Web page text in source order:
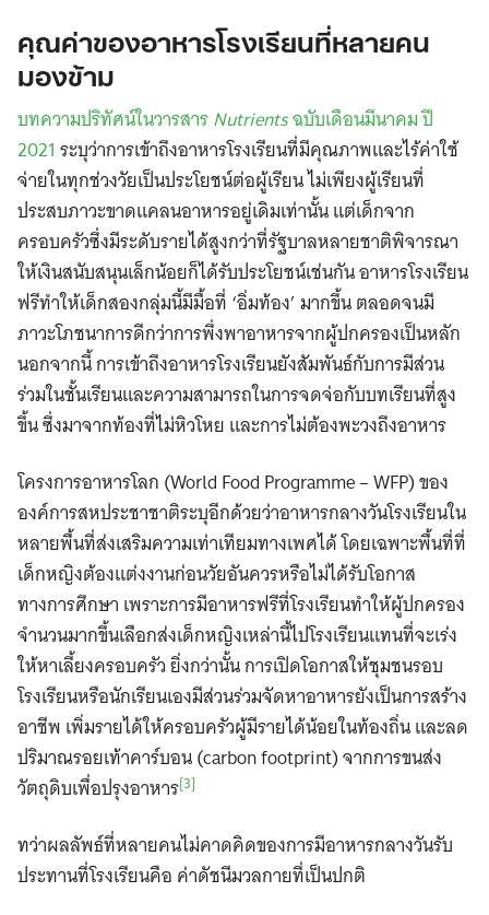
คุณค่าของอาหารโรงเรียนที่หลายคน
มองข้าม
บทความปริทัศน์ในวารสารNutrientsฉบับเดือนมีนาคม ปี
2021 ระบุว่าการเข้าถึงอาหารโรงเรียนที่มีคุณภาพและไร้ค่าใช้
จ่ายในทุกช่วงวัยเป็นประโยชน์ต่อผู้เรียน ไม่เพียงผู้เรียนที่
ประสบภาวะขาดแคลนอาหารอยู่เดิมเท่านั้น แต่เด็กจาก
ครอบครัวซึ่งมีระดับรายได้สูงกว่าที่รัฐบาลหลายชาติพิจารณา
ให้เงินสนับสนุนเล็กน้อยก็ได้รับประโยชน์เช่นกัน อาหารโรงเรียน
ฟรีทำให้เด็กสองกลุ่มนี้มีมื้อที่ ‘อิ่มท้อง’ มากขึ้น ตลอดจนมี
ภาวะโภชนาการดีกว่าการพึ่งพาอาหารจากผู้ปกครองเป็นหลัก
นอกจากนี้ การเข้าถึงอาหารโรงเรียนยังสัมพันธ์กับการมีส่วน
ร่วมในชั้นเรียนและความสามารถในการจดจ่อกับบทเรียนที่สูง
ขึ้น ซึ่งมาจากท้องที่ไม่หิวโหย และการไม่ต้องพะวงถึงอาหาร
โครงการอาหารโลก (World Food Programme – WFP) ของ
องค์การสหประชาชาติระบุอีกด้วยว่าอาหารกลางวันโรงเรียนใน
หลายพื้นที่ส่งเสริมความเท่าเทียมทางเพศได้ โดยเฉพาะพื้นที่ที่
เด็กหญิงต้องแต่งงานก่อนวัยอันควรหรือไม่ได้รับโอกาส
ทางการศึกษา เพราะการมีอาหารฟรีที่โรงเรียนทำให้ผู้ปกครอง
จำนวนมากขึ้นเลือกส่งเด็กหญิงเหล่านี้ไปโรงเรียนแทนที่จะเร่ง
ให้หาเลี้ยงครอบครัว ยิ่งกว่านั้น การเปิดโอกาสให้ชุมชนรอบ
โรงเรียนหรือนักเรียนเองมีส่วนร่วมจัดหาอาหารยังเป็นการสร้าง
อาชีพ เพิ่มรายได้ให้ครอบครัวผู้มีรายได้น้อยในท้องถิ่น และลด
ปริมาณรอยเท้าคาร์บอน (carbon footprint) จากการขนส่ง
วัตถุดิบเพื่อปรุงอาหาร[3]
ทว่าผลลัพธ์ที่หลายคนไม่คาดคิดของการมีอาหารกลางวันรับ
ประทานที่โรงเรียนคือ ค่าดัชนีมวลกายที่เป็นปกติ